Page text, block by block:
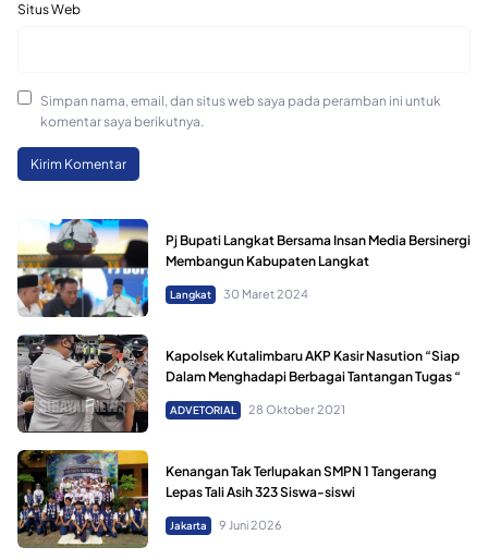
Situs Web
Simpan nama, email, dan situs web saya pada peramban ini untuk
komentar saya berikutnya.
Pj Bupati Langkat Bersama Insan Media Bersinergi
Membangun Kabupaten Langkat
Langkat 30 Maret 2024
Kapolsek Kutalimbaru AKP Kasir Nasution “Siap
Dalam Menghadapi Berbagai Tantangan Tugas “
ADVETORIAL 28 Oktober 2021
Kenangan Tak Terlupakan SMPN 1 Tangerang
Lepas Tali Asih 323 Siswa-siswi
Jakarta 9 Juni 2026